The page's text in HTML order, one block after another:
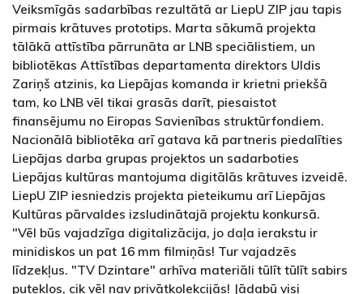
Veiksmīgās sadarbības rezultātā ar LiepU ZIP jau tapis
pirmais krātuves prototips. Marta sākumā projekta
tālākā attīstība pārrunāta ar LNB speciālistiem, un
bibliotēkas Attīstības departamenta direktors Uldis
Zariņš atzinis, ka Liepājas komanda ir krietni priekšā
tam, ko LNB vēl tikai grasās darīt, piesaistot
finansējumu no Eiropas Savienības struktūrfondiem.
Nacionālā bibliotēka arī gatava kā partneris piedalīties
Liepājas darba grupas projektos un sadarboties
Liepājas kultūras mantojuma digitālās krātuves izveidē.
LiepU ZIP iesniedzis projekta pieteikumu arī Liepājas
Kultūras pārvaldes izsludinātajā projektu konkursā.
"Vēl būs vajadzīga digitalizācija, jo daļa ierakstu ir
minidiskos un pat 16 mm filmiņās! Tur vajadzēs
līdzekļus. "TV Dzintare" arhīva materiāli tūlīt tūlīt sabirs
putekļos, cik vēl nav privātkolekcijās! Jādabū visi